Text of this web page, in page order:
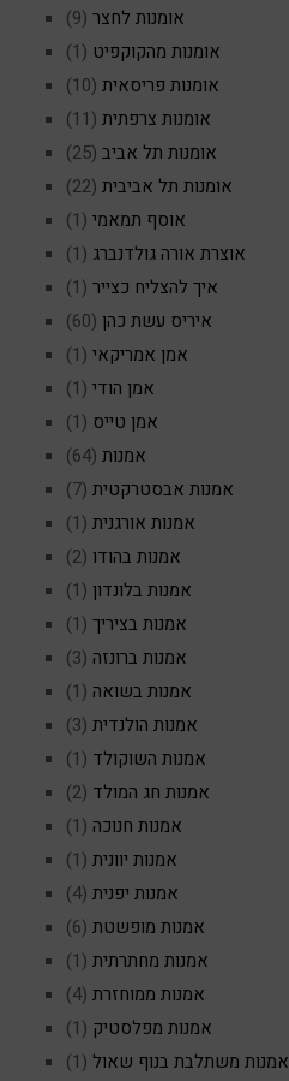
אומנות לחצר (9)
אומנות מהקוקפיט (1)
אומנות פריסאית (10)
אומנות צרפתית (11)
אומנות תל אביב (25)
אומנות תל אביבית (22)
אוסף תמאמי (1)
אוצרת אורה גולדנברג (1)
איך להצליח כצייר (1)
איריס עשת כהן (60)
אמן אמריקאי (1)
אמן הודי (1)
אמן טייס (1)
אמנות (64)
אמנות אבסטרקטית (7)
אמנות אורגנית (1)
אמנות בהודו (2)
אמנות בלונדון (1)
אמנות בציריך (1)
אמנות ברונזה (3)
אמנות בשואה (1)
אמנות הולנדית (3)
אמנות השוקולד (1)
אמנות חג המולד (2)
אמנות חנוכה (1)
אמנות יוונית (1)
אמנות יפנית (4)
אמנות מופשטת (6)
אמנות מחתרתית (1)
אמנות ממוחזרת (4)
אמנות מפלסטיק (1)
אמנות משתלבת בנוף שאול (1)